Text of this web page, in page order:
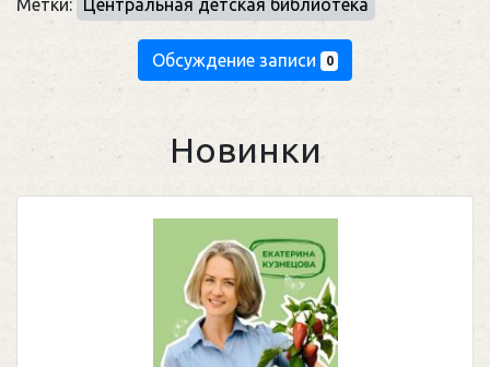
Метки: Центральная детская библиотека
Обсуждение записи 0
Новинки